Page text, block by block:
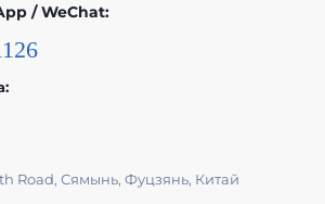
/ WeChat:
Road, Сямынь, Фуцзянь, Китай